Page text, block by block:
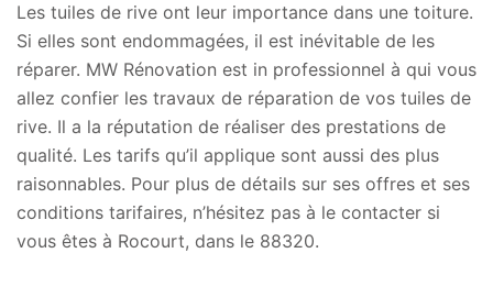
Les tuiles de rive ont leur importance dans une toiture.
Si elles sont endommagées, il est inévitable de les
réparer. MW Rénovation est in professionnel à qui vous
allez confier les travaux de réparation de vos tuiles de
rive. Il a la réputation de réaliser des prestations de
qualité. Les tarifs qu’il applique sont aussi des plus
raisonnables. Pour plus de détails sur ses offres et ses
conditions tarifaires, n’hésitez pas à le contacter si
vous êtes à Rocourt, dans le 88320.